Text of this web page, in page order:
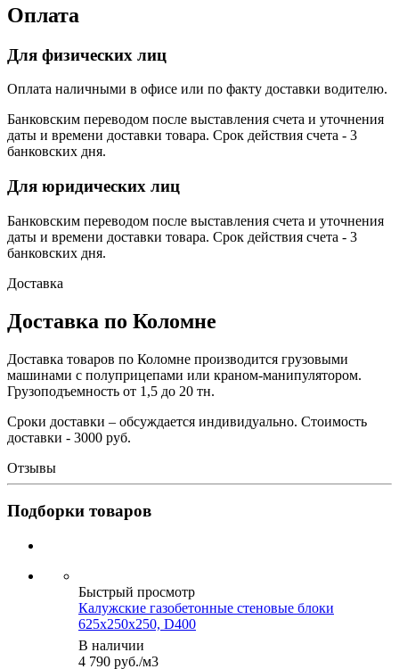
Оплата
Для физических лиц
Оплата наличными в офисе или по факту доставки водителю.
Банковским переводом после выставления счета и уточнения
даты и времени доставки товара. Срок действия счета - 3
банковских дня.
Для юридических лиц
Банковским переводом после выставления счета и уточнения
даты и времени доставки товара. Срок действия счета - 3
банковских дня.
Доставка
Доставка по Коломне
Доставка товаров по Коломне производится грузовыми
машинами с полуприцепами или краном-манипулятором.
Грузоподъемность от 1,5 до 20 тн.
Сроки доставки – обсуждается индивидуально. Стоимость
доставки - 3000 руб.
Отзывы
Подборки товаров
Быстрый просмотр
Калужские газобетонные стеновые блоки
625x250x250, D400
В наличии
4 790 руб./м3